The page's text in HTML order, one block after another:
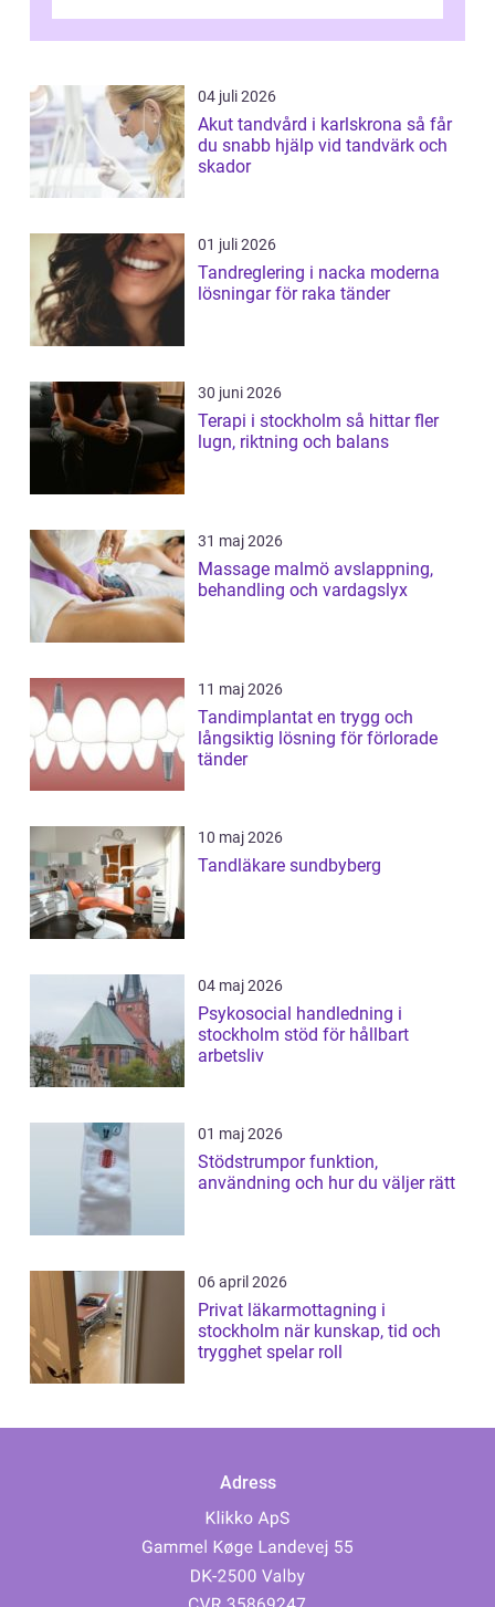
04 juli 2026
Akut tandvård i karlskrona så får
du snabb hjälp vid tandvärk och
skador
01 juli 2026
Tandreglering i nacka moderna
lösningar för raka tänder
30 juni 2026
Terapi i stockholm så hittar fler
lugn, riktning och balans
31 maj 2026
Massage malmö avslappning,
behandling och vardagslyx
11 maj 2026
Tandimplantat en trygg och
långsiktig lösning för förlorade
tänder
10 maj 2026
Tandläkare sundbyberg
04 maj 2026
Psykosocial handledning i
stockholm stöd för hållbart
arbetsliv
01 maj 2026
Stödstrumpor funktion,
användning och hur du väljer rätt
06 april 2026
Privat läkarmottagning i
stockholm när kunskap, tid och
trygghet spelar roll
Adress